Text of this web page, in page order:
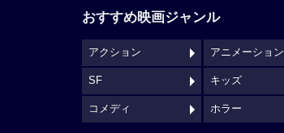
おすすめ映画ジャンル
アクション アニメーション
SF キッズ
コメディ ホラー